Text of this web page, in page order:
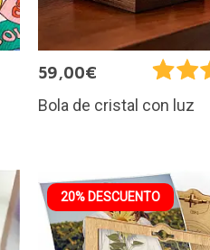
59,00€
Bola de cristal con luz
20% DESCUENTO